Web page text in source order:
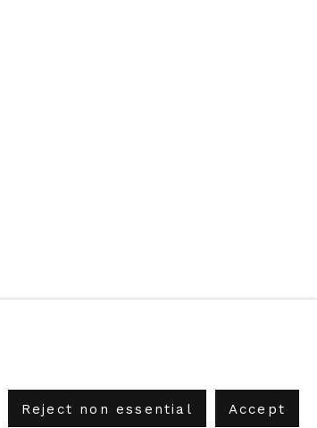
via XX Settembre 11/A, 16121 Genova
Reject non essential Accept